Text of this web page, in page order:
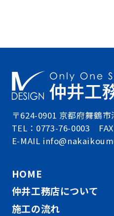
〒624-0901 京都府舞鶴
TEL：0773-76-0003
E-MAIL
HOME
仲井工務店について
施工の流れ